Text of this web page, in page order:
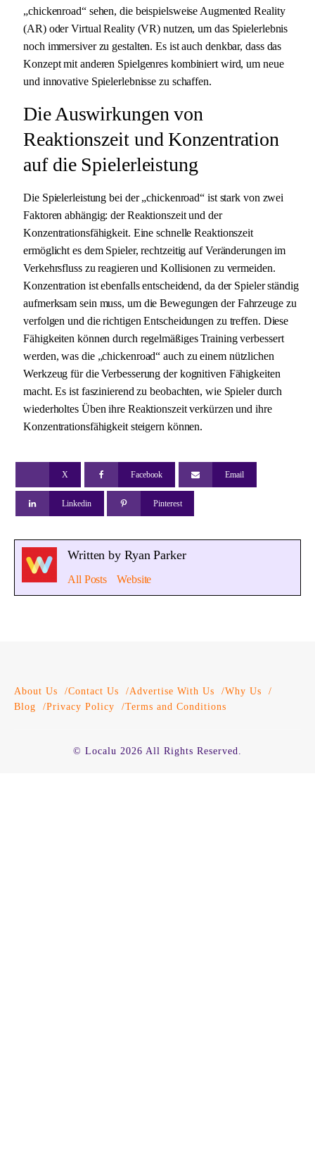
„chickenroad“ sehen, die beispielsweise Augmented Reality
(AR) oder Virtual Reality (VR) nutzen, um das Spielerlebnis
noch immersiver zu gestalten. Es ist auch denkbar, dass das
Konzept mit anderen Spielgenres kombiniert wird, um neue
und innovative Spielerlebnisse zu schaffen.
Die Auswirkungen von
Reaktionszeit und Konzentration
auf die Spielerleistung
Die Spielerleistung bei der „chickenroad“ ist stark von zwei
Faktoren abhängig: der Reaktionszeit und der
Konzentrationsfähigkeit. Eine schnelle Reaktionszeit
ermöglicht es dem Spieler, rechtzeitig auf Veränderungen im
Verkehrsfluss zu reagieren und Kollisionen zu vermeiden.
Konzentration ist ebenfalls entscheidend, da der Spieler ständig
aufmerksam sein muss, um die Bewegungen der Fahrzeuge zu
verfolgen und die richtigen Entscheidungen zu treffen. Diese
Fähigkeiten können durch regelmäßiges Training verbessert
werden, was die „chickenroad“ auch zu einem nützlichen
Werkzeug für die Verbesserung der kognitiven Fähigkeiten
macht. Es ist faszinierend zu beobachten, wie Spieler durch
wiederholtes Üben ihre Reaktionszeit verkürzen und ihre
Konzentrationsfähigkeit steigern können.
X Facebook Email
Linkedin Pinterest
Written by Ryan Parker
All Posts Website
About Us Contact Us Advertise With Us
Why Us
Blog
Privacy Policy Terms and Conditions
© Localu 2026 All Rights Reserved.